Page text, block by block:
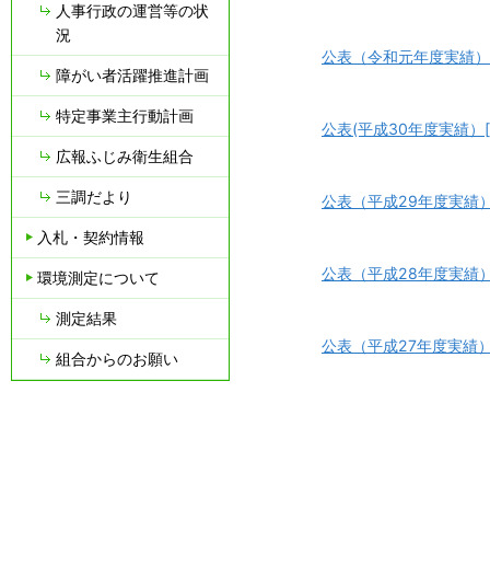
公表（令和元年度実績
公表(平成30年度実績
公表（平成29年度実績
公表（平成28年度実績
公表（平成27年度実績
人事行政の運営等の状
況
障がい者活躍推進計画
特定事業主行動計画
広報ふじみ衛生組合
三調だより
入札・契約情報
環境測定について
測定結果
組合からのお願い